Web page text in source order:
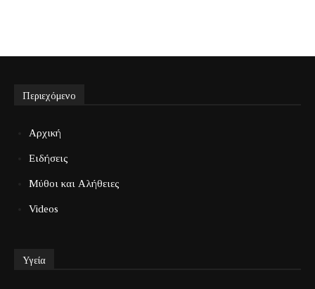
Περιεχόμενο
Αρχική
Ειδήσεις
Μύθοι και Αλήθειες
Videos
Υγεία